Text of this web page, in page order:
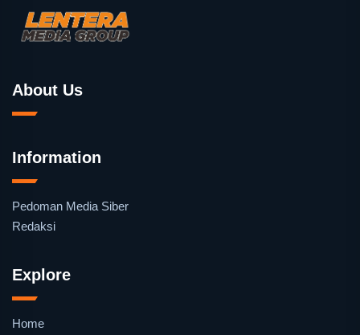
About Us
Information
Pedoman Media Siber
Redaksi
Explore
Home